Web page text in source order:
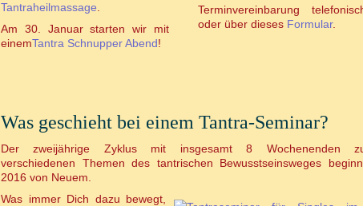
Tantraheilmassage
Am 30. Januar starten wir mit
einemTantra Schnupper Abend!
Terminvereinbarung
oder über dieses Formular.
Was geschieht bei einem Tantra-Seminar?
Der zweijährige Zyklus mit insgesamt 8 Wochenenden
verschiedenen Themen des tantrischen Bewusstseinsweges
2016 von Neuem.
Was immer Dich dazu bewegt,